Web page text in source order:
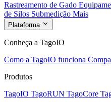
Rastreamento de Gado
de Silos Submedição Mais
Plataforma
Conheça a TagoIO
Como a TagoIO funciona
Produtos
TagoIO TagoRUN TagoCore